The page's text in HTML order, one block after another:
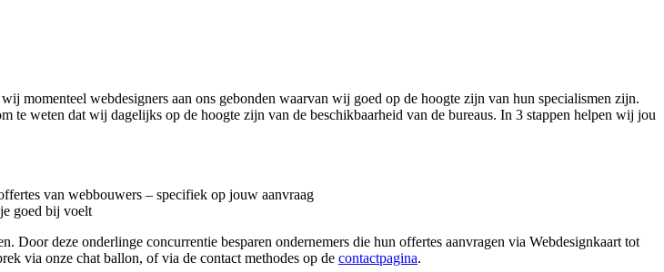
momenteel webdesigners aan ons gebonden waarvan wij goed op de hoogte zijn van hun specialismen zijn.
weten dat wij dagelijks op de hoogte zijn van de beschikbaarheid van de bureaus. In 3 stappen helpen wij jou
van webbouwers – specifiek op jouw aanvraag
goed bij voelt
deze onderlinge concurrentie besparen ondernemers die hun offertes aanvragen via Webdesignkaart tot
via onze chat ballon, of via de contact methodes op de contactpagina.